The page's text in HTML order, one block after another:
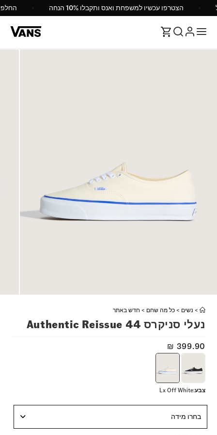
הצטרפו עכשיו למשפחת ואנס ותקבלו 10% הנחה
> נשים > כל מה שחם > חדש באתר
נעלי סניקרס Authentic Reissue 44
₪ 399.90
צבע:
Lx Off White
בחרו מידה